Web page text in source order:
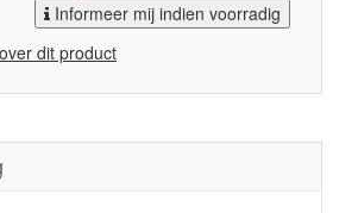
Informeer mij indien voorradig
dit product